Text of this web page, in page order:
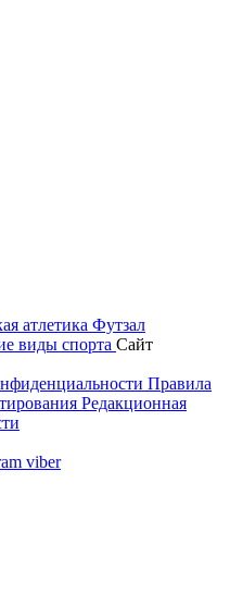
атлетика Футзал
виды спорта Сайт
Правила
Редакционная
viber